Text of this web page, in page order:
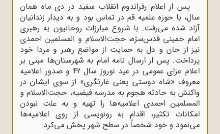
پس از اعلام رفراندوم انقلاب سفید در دی ماه همان
سال، با حوزه علمیه قم در تماس بود و به دیدار زندانیان
آزاد شده می‌رفت. با شروع مبارزات روحانیون به رهبری
امام خمینی قدس‌سرّه، حجت‌الاسلام و المسلمین احمدی
نیز از جان و دل به حمایت از مواضع رهبر و مردا خود
پرداخت. پس از ارسال نامه امام به شهرستان‌ها مبنی بر
اعلام عزای عمومی در عید نوروز سال 42 و صدور اعلامیه
معروف «شاه‌ دوستی یعنی غارتگری» از سوی ایشان در
واکنش به حادثه هجوم به مدرسه فیضیه، حجت‌الاسلام و
المسلمین احمدی اعلامیه‌ها را تهیه و به علت نبودن
امکانات تکثیر، اقدام به رونویسی از روی اعلامیه‌ها
می‌نمود و خود شخصاً در سطح شهر پخش می‌کرد: